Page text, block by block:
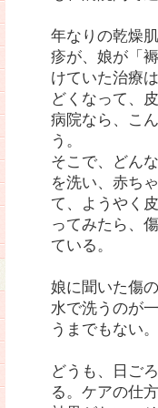
年なりの乾燥
疹が、娘が「
けていた治療
どくなって、
病院なら、こ
う。
そこで、どん
を洗い、赤ち
て、ようやく
ってみたら、
ている。
娘に聞いた傷
水で洗うのが
うまでもない。
どうも、日ご
る。ケアの仕